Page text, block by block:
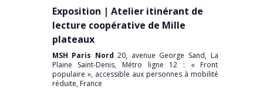
Exposition | Atelier itinérant de
lecture coopérative de Mille
plateaux
MSH Paris Nord20, avenue George Sand, La
Plaine Saint-Denis, Métro ligne 12 : « Front
populaire », accessible aux personnes à mobilité
réduite, France